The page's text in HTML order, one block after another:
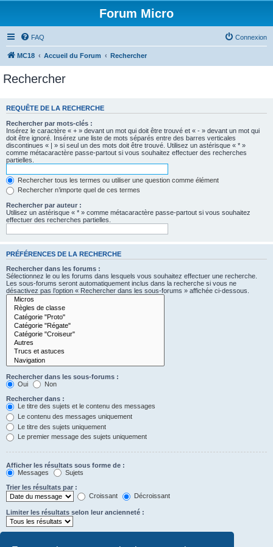
Forum Micro
FAQ Connexion
MC18 Accueil du Forum Rechercher
Rechercher
REQUÊTE DE LA RECHERCHE
Rechercher par mots-clés :
Insérez le caractère « + » devant un mot qui doit être trouvé et « - » devant un mot qui
doit être ignoré. Insérez une liste de mots séparés entre des barres verticales
discontinues « | » si seul un des mots doit être trouvé. Utilisez un astérisque « * »
comme métacaractère passe-partout si vous souhaitez effectuer des recherches
partielles.
Rechercher tous les termes ou utiliser une question comme élément
Rechercher n’importe quel de ces termes
Rechercher par auteur :
Utilisez un astérisque « * » comme métacaractère passe-partout si vous souhaitez
effectuer des recherches partielles.
PRÉFÉRENCES DE LA RECHERCHE
Rechercher dans les forums :
Sélectionnez le ou les forums dans lesquels vous souhaitez effectuer une recherche.
Les sous-forums seront automatiquement inclus dans la recherche si vous ne
désactivez pas l’option « Rechercher dans les sous-forums » affichée ci-dessous.
Rechercher dans les sous-forums :
Oui
Non
Rechercher dans :
Le titre des sujets et le contenu des messages
Le contenu des messages uniquement
Le titre des sujets uniquement
Le premier message des sujets uniquement
Afficher les résultats sous forme de :
Messages
Sujets
Trier les résultats par :
Croissant
Décroissant
Limiter les résultats selon leur ancienneté :